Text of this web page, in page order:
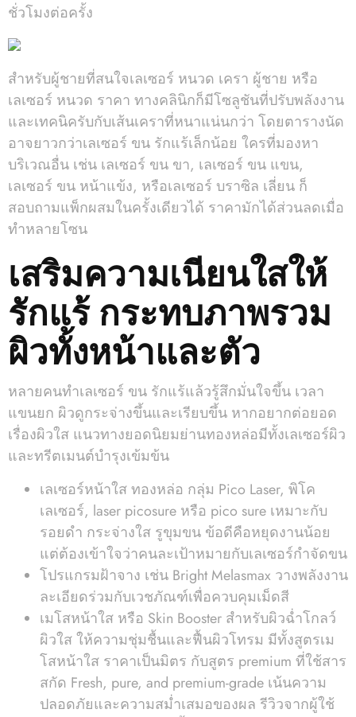
ชั่วโมงต่อครั้ง
สำหรับผู้ชายที่สนใจเลเซอร์ หนวด เครา ผู้ชาย หรือ
เลเซอร์ หนวด ราคา ทางคลินิกก็มีโซลูชันที่ปรับพลังงาน
และเทคนิครับกับเส้นเคราที่หนาแน่นกว่า โดยตารางนัด
อาจยาวกว่าเลเซอร์ ขน รักแร้เล็กน้อย ใครที่มองหา
บริเวณอื่น เช่น เลเซอร์ ขน ขา, เลเซอร์ ขน แขน,
เลเซอร์ ขน หน้าแข้ง, หรือเลเซอร์ บราซิล เลี่ยน ก็
สอบถามแพ็กผสมในครั้งเดียวได้ ราคามักได้ส่วนลดเมื่อ
ทำหลายโซน
เสริมความเนียนใสให้
รักแร้ กระทบภาพรวม
ผิวทั้งหน้าและตัว
หลายคนทำเลเซอร์ ขน รักแร้แล้วรู้สึกมั่นใจขึ้น เวลา
แขนยก ผิวดูกระจ่างขึ้นและเรียบขึ้น หากอยากต่อยอด
เรื่องผิวใส แนวทางยอดนิยมย่านทองหล่อมีทั้งเลเซอร์ผิว
และทรีตเมนต์บำรุงเข้มข้น
เลเซอร์หน้าใส ทองหล่อ กลุ่ม Pico Laser, พิโค
เลเซอร์, laser picosure หรือ pico sure เหมาะกับ
รอยดำ กระจ่างใส รูขุมขน ข้อดีคือหยุดงานน้อย
แต่ต้องเข้าใจว่าคนละเป้าหมายกับเลเซอร์กำจัดขน
โปรแกรมฝ้าจาง เช่น Bright Melasmax วางพลังงาน
ละเอียดร่วมกับเวชภัณฑ์เพื่อควบคุมเม็ดสี
เมโสหน้าใส หรือ Skin Booster สำหรับผิวฉ่ำโกลว์
ผิวใส ให้ความชุ่มชื้นและฟื้นผิวโทรม มีทั้งสูตรเม
โสหน้าใส ราคาเป็นมิตร กับสูตร premium ที่ใช้สาร
สกัด Fresh, pure, and premium-grade เน้นความ
ปลอดภัยและความสม่ำเสมอของผล รีวิวจากผู้ใช้